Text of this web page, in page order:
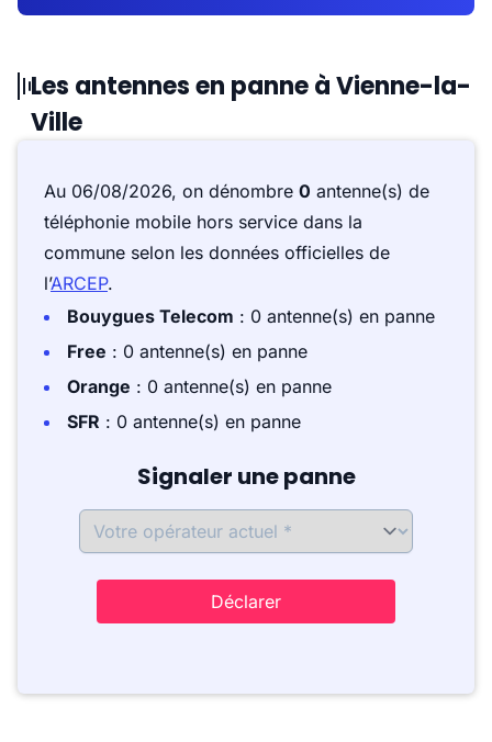
Les antennes en panne à Vienne-la-
Ville
Au 06/08/2026, on dénombre 0 antenne(s) de
téléphonie mobile hors service dans la
commune selon les données officielles de
l’ARCEP.
Bouygues Telecom : 0 antenne(s) en panne
Free : 0 antenne(s) en panne
Orange : 0 antenne(s) en panne
SFR : 0 antenne(s) en panne
Signaler une panne
Déclarer